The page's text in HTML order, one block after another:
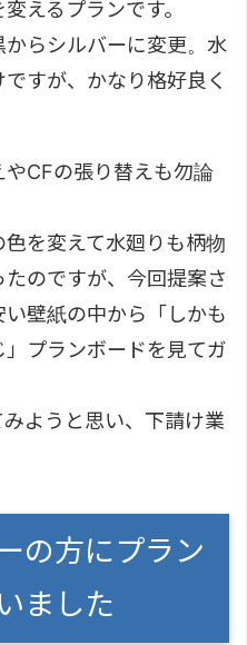
えるプランです。
らシルバーに変更。水
すが、かなり格好良く
CFの張り替えも勿論
を変えて水廻りも柄物
のですが、今回提案さ
壁紙の中から「しかも
プランボードを見てガ
ようと思い、下請け業
の方にプラン
ました